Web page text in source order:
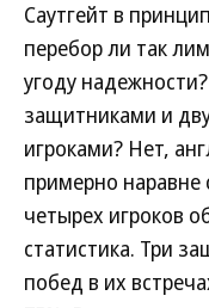
Саутгейт в
перебор ли так
угоду
защитниками и
игроками? Нет,
примерно наравне
четырех игроков
статистика. Три
побед в их